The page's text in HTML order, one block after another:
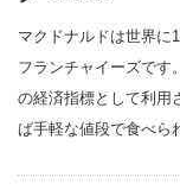
マクドナルドは世界に
フランチャイーズです
の経済指標として利用
ば手軽な値段で食べ